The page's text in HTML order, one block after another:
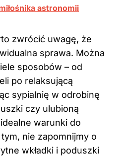
astronomii
zwrócić uwagę, że
sprawa. Można
sposobów – od
po relaksującą
sypialnię w odrobinę
czy ulubioną
warunki do
nie zapomnijmy o
wkładki i poduszki